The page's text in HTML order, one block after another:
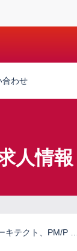
合わせ
人情報
キテクト、PM/P …